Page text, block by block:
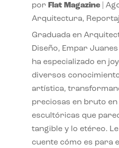
por Flat Magazine|
Arquitectura,
Graduada en
Diseño, Empar
ha especializado en
diversos
artística,
preciosas en bruto
escultóricas que
tangible y lo etéreo.
cuente cómo es para